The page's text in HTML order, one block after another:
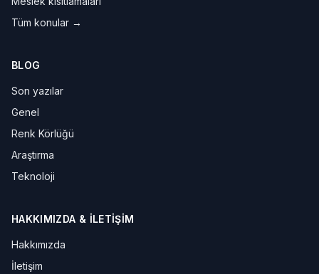
Tüm konular →
BLOG
Son yazılar
Genel
Renk Körlüğü
Araştırma
Teknoloji
HAKKIMIZDA & İLETIŞIM
Hakkımızda
İletişim